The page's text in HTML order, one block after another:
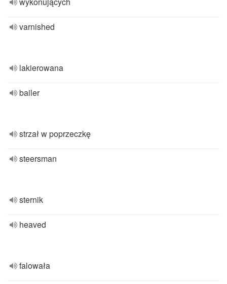
varnished
lakierowana
bailer
strzał w poprzeczkę
steersman
sternik
heaved
falowała